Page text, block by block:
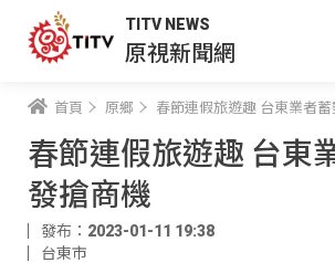
TITV NEWS
原視新聞網
首頁 原鄉 春節連假旅遊趣 台東業者
春節連假旅遊趣 台東
發搶商機
發布：2023-01-11 19:38
台東市